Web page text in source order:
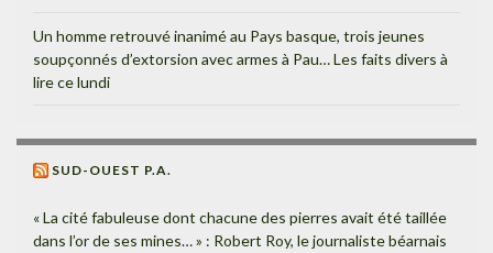
Un homme retrouvé inanimé au Pays basque, trois jeunes
soupçonnés d’extorsion avec armes à Pau… Les faits divers à
lire ce lundi
SUD-OUEST P.A.
« La cité fabuleuse dont chacune des pierres avait été taillée
dans l’or de ses mines… » : Robert Roy, le journaliste béarnais